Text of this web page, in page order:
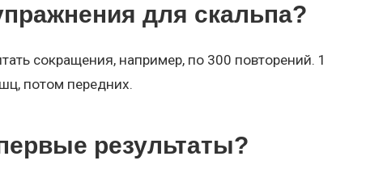
для скальпа?
сокращения, например, по 300 повторений. 1
потом передних.
результаты?